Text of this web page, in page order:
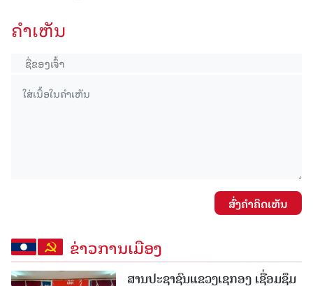
ຄໍາເຫັນ
ສົ່ງຄໍາຄິດເຫັນ
ຂ່າວການເມືອງ
ສານປະຊາຊົນແຂວງເຊກອງ ເຊື່ອມຊຶມ